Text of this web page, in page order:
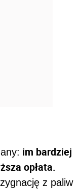
im bardziej
opłata.
z paliw